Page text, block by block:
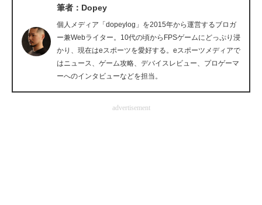
企業ITのトレンドを詳説
経営リーダーのコミュニティ
マーケ×ITの今がよく分かる
企業向けIT製品の総合サイト
筆者：Dopey
個人メディア「dopeylog」を2015年から運営するブロガ
ー兼Webライター。10代の頃からFPSゲームにどっぷり浸
かり、現在はeスポーツを愛好する。eスポーツメディアで
はニュース、ゲーム攻略、デバイスレビュー、プロゲーマ
ーへのインタビューなどを担当。
advertisement